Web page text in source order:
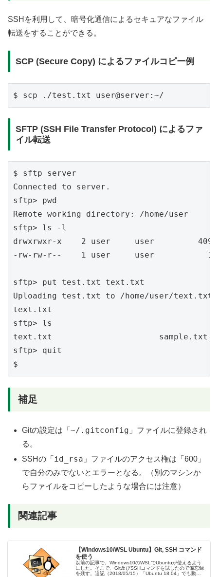
SSHを利用して、暗号化通信によるセキュアなファイル
転送をすることができる。
SCP (Secure Copy) によるファイルコピー例
SFTP (SSH File Transfer Protocol) によるファ
イル転送
$ sftp server
Connected to server.
sftp> pwd
Remote working directory: /home/user
sftp> ls -l
drwxrwxr-x    2 user     user         4096
-rw-rw-r--    1 user     user           12
sftp> put test.txt text.txt
Uploading test.txt to /home/user/text.txt
text.txt
sftp> ls
text.txt                      sample.txt
sftp> quit
補足
Gitの設定は「~/.gitconfig 」ファイルに登録され
る。
SSHの「 id_rsa 」ファイルのアクセス権は「600」
で自分のみでないとエラーとなる。（別のマシンか
らファイルをコピーしたような場合には注意）
関連記事
【Windows10/WSL Ubuntu】Git, SSH コマンド
を使う
以前の記事で、Windows10のWSLでUbuntuが使えるよう
にした。そこで、Git及びSSHコマンドを試したので備忘録
を残す。追記（2018/05/15）「Ubuntu 18.04」でも動く